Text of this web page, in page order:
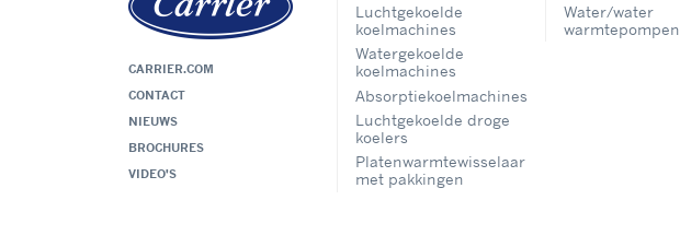
CARRIER.COM
CONTACT
NIEUWS
BROCHURES
VIDEO'S
Luchtgekoelde
koelmachines
Watergekoelde
koelmachines
Absorptiekoelmachines
Luchtgekoelde droge
koelers
Platenwarmtewisselaar
met pakkingen
Water/water
warmtepompen